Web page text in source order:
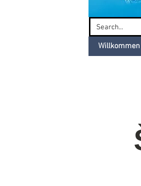
Willkommen